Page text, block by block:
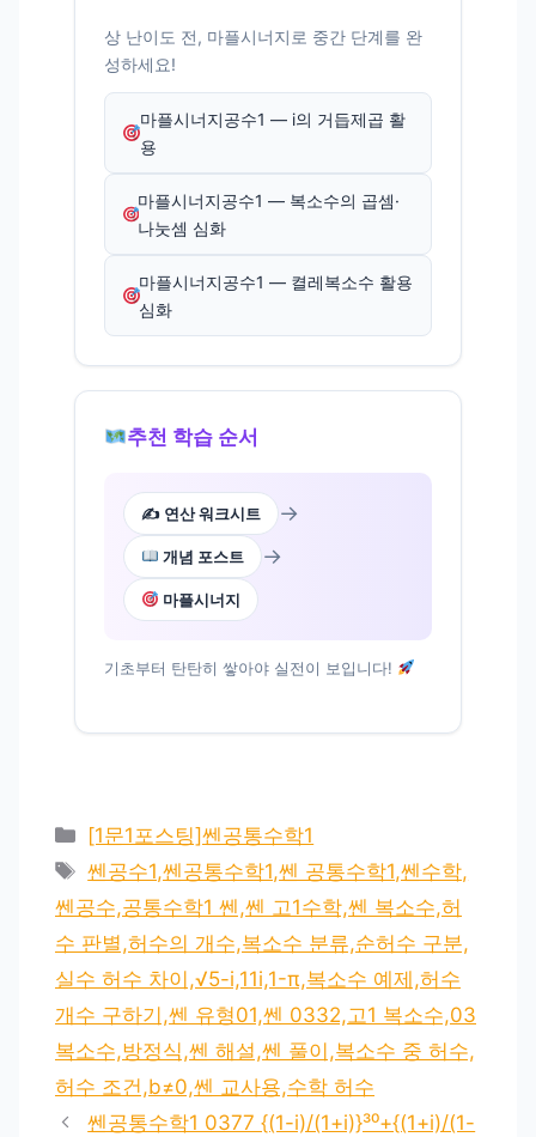
상 난이도 전, 마플시너지로 중간 단계를 완
성하세요!
마플시너지공수1 — i의 거듭제곱 활
용
마플시너지공수1 — 복소수의 곱셈·
나눗셈 심화
마플시너지공수1 — 켤레복소수 활용
심화
추천 학습 순서
✍️ 연산 워크시트 →
개념 포스트 →
마플시너지
기초부터 탄탄히 쌓아야 실전이 보입니다!
카
테
리
[1문1포스팅]쎈공통수학1
태
그
쎈공수1,쎈공통수학1,쎈 공통수학1,쎈수학,
쎈공수,공통수학1 쎈,쎈 고1수학,쎈 복소수,허
수 판별,허수의 개수,복소수 분류,순허수 구분,
실수 허수 차이,√5-i,11i,1-π,복소수 예제,허수
개수 구하기,쎈 유형01,쎈 0332,고1 복소수,03
복소수,방정식,쎈 해설,쎈 풀이,복소수 중 허수,
허수 조건,b≠0,쎈 교사용,수학 허수
쎈공통수학1 0377 {(1-i)/(1+i)}³⁰+{(1+i)/(1-